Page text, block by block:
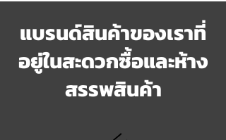
แบรนด์สินค้าของเราที่
อยู่ในสะดวกซื้อและห้าง
สรรพสินค้า